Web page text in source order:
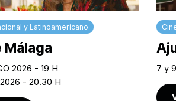
y Latinoamericano
Málaga
2026 - 19 H
2026 - 20.30 H
7 y